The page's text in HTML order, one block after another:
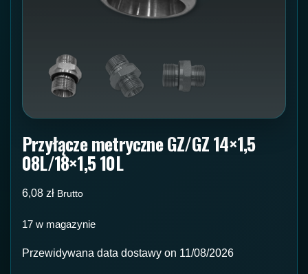
Przyłącze metryczne GZ/GZ 14×1,5
08L/18×1,5 10L
6,08 zł Brutto
17 w magazynie
Przewidywana data dostawy on 11/08/2026